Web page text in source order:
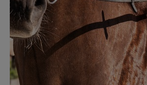
Je wilt leren hoe je leiding
onderneemt
Je wilt leren hoe je paarden